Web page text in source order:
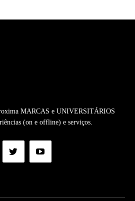
MARCAS e UNIVERSITÁRIOS
(on e offline) e serviços.